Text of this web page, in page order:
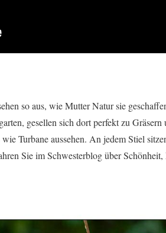
so aus, wie Mutter Natur sie
gesellen sich dort perfekt zu
Turbane aussehen. An jedem Stiel
Sie im Schwesterblog über